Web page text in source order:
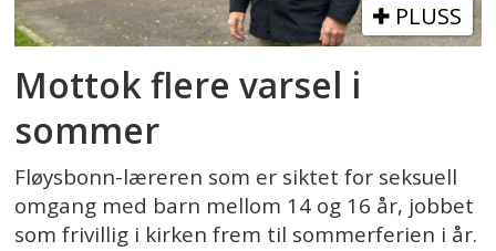
PLUSS
Mottok flere varsel i
sommer
Fløysbonn-læreren som er siktet for seksuell
omgang med barn mellom 14 og 16 år, jobbet
som frivillig i kirken frem til sommerferien i år.